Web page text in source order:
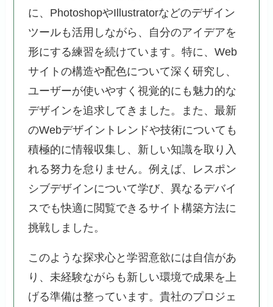
に、PhotoshopやIllustratorなどのデザイン
ツールも活用しながら、自分のアイデアを
形にする練習を続けています。特に、Web
サイトの構造や配色について深く研究し、
ユーザーが使いやすく視覚的にも魅力的な
デザインを追求してきました。また、最新
のWebデザイントレンドや技術についても
積極的に情報収集し、新しい知識を取り入
れる努力を怠りません。例えば、レスポン
シブデザインについて学び、異なるデバイ
スでも快適に閲覧できるサイト構築方法に
挑戦しました。
このような探求心と学習意欲には自信があ
り、未経験ながらも新しい環境で成果を上
げる準備は整っています。貴社のプロジェ